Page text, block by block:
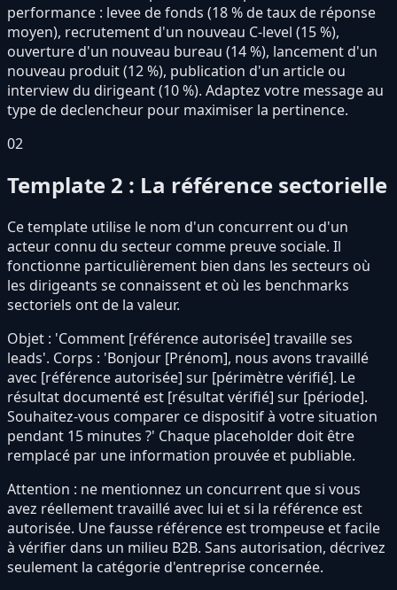
performance : levee de fonds (18 % de taux de réponse
moyen), recrutement d'un nouveau C-level (15 %),
ouverture d'un nouveau bureau (14 %), lancement d'un
nouveau produit (12 %), publication d'un article ou
interview du dirigeant (10 %). Adaptez votre message au
type de declencheur pour maximiser la pertinence.
02
Template 2 : La référence sectorielle
Ce template utilise le nom d'un concurrent ou d'un
acteur connu du secteur comme preuve sociale. Il
fonctionne particulièrement bien dans les secteurs où
les dirigeants se connaissent et où les benchmarks
sectoriels ont de la valeur.
Objet : 'Comment [référence autorisée] travaille ses
leads'. Corps : 'Bonjour [Prénom], nous avons travaillé
avec [référence autorisée] sur [périmètre vérifié]. Le
résultat documenté est [résultat vérifié] sur [période].
Souhaitez-vous comparer ce dispositif à votre situation
pendant 15 minutes ?' Chaque placeholder doit être
remplacé par une information prouvée et publiable.
Attention : ne mentionnez un concurrent que si vous
avez réellement travaillé avec lui et si la référence est
autorisée. Une fausse référence est trompeuse et facile
à vérifier dans un milieu B2B. Sans autorisation, décrivez
seulement la catégorie d'entreprise concernée.